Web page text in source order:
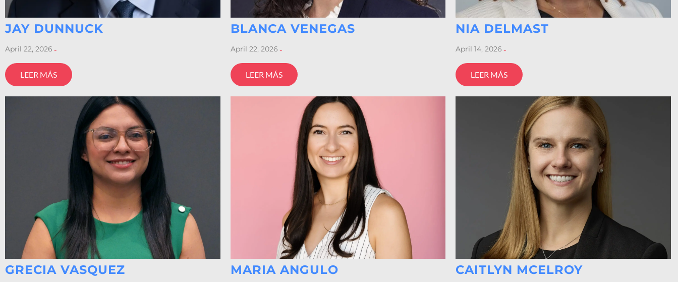
JAY DUNNUCK
April 22, 2026 -
LEER MÁS
BLANCA VENEGAS
April 22, 2026 -
LEER MÁS
NIA DELMAST
April 14, 2026 -
LEER MÁS
GRECIA VASQUEZ MARIA ANGULO CAITLYN MCELROY